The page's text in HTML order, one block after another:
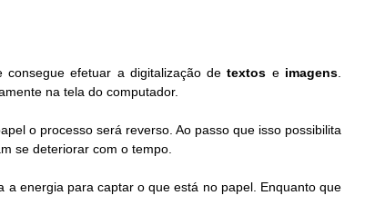
consegue efetuar a digitalização de textos e imagens.
na tela do computador.
o processo será reverso. Ao passo que isso possibilita
se deteriorar com o tempo.
a energia para captar o que está no papel. Enquanto que